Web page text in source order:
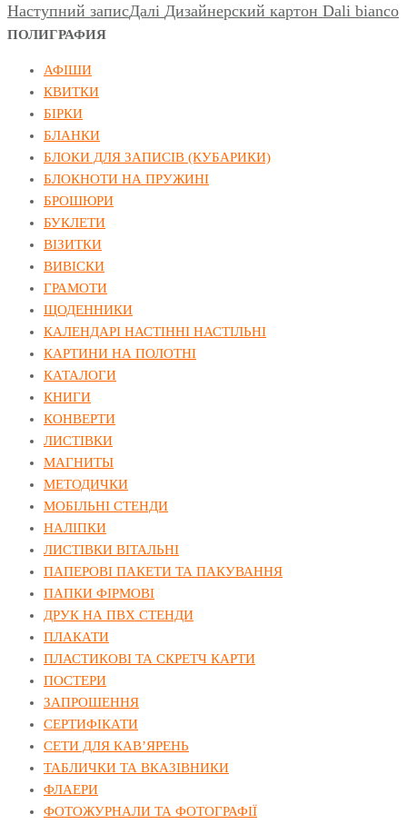
Наступний записДалі Дизайнерский картон Dali bianco
ПОЛИГРАФИЯ
АФІШИ
КВИТКИ
БІРКИ
БЛАНКИ
БЛОКИ ДЛЯ ЗАПИСІВ (КУБАРИКИ)
БЛОКНОТИ НА ПРУЖИНІ
БРОШЮРИ
БУКЛЕТИ
ВІЗИТКИ
ВИВІСКИ
ГРАМОТИ
ЩОДЕННИКИ
КАЛЕНДАРІ НАСТІННІ НАСТІЛЬНІ
КАРТИНИ НА ПОЛОТНІ
КАТАЛОГИ
КНИГИ
КОНВЕРТИ
ЛИСТІВКИ
МАГНИТЫ
МЕТОДИЧКИ
МОБІЛЬНІ СТЕНДИ
НАЛІПКИ
ЛИСТІВКИ ВІТАЛЬНІ
ПАПЕРОВІ ПАКЕТИ ТА ПАКУВАННЯ
ПАПКИ ФІРМОВІ
ДРУК НА ПВХ СТЕНДИ
ПЛАКАТИ
ПЛАСТИКОВІ ТА СКРЕТЧ КАРТИ
ПОСТЕРИ
ЗАПРОШЕННЯ
СЕРТИФІКАТИ
СЕТИ ДЛЯ КАВ’ЯРЕНЬ
ТАБЛИЧКИ ТА ВКАЗІВНИКИ
ФЛАЕРИ
ФОТОЖУРНАЛИ ТА ФОТОГРАФІЇ